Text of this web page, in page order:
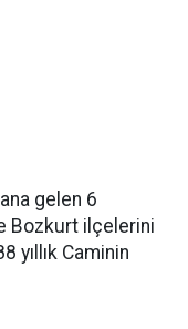
gelen 6
Bozkurt ilçelerini
yıllık Caminin